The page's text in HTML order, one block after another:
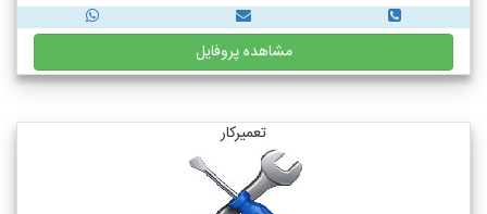
مشاهده پروفایل
تعمیرکار